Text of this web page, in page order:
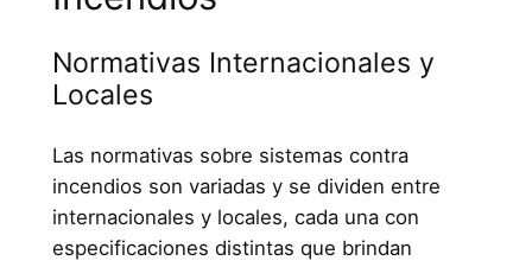
Normativas Internacionales y
Locales
Las normativas sobre sistemas contra
incendios son variadas y se dividen entre
internacionales y locales, cada una con
especificaciones distintas que brindan